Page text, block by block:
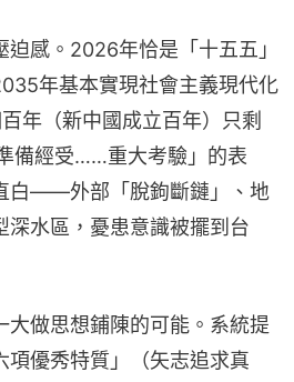
感。2026年恰是「十五五」
年基本實現社會主義現代化
年（新中國成立百年）只剩
備經受……重大考驗」的表
白——外部「脫鉤斷鏈」、地
深水區，憂患意識被擺到台
大做思想鋪陳的可能。系統提
項優秀特質」（矢志追求真